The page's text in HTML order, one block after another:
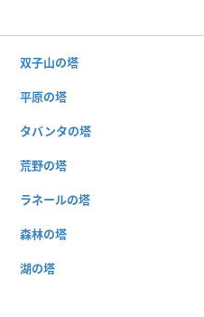
双子山の塔
平原の塔
タバンタの塔
荒野の塔
ラネールの塔
森林の塔
湖の塔